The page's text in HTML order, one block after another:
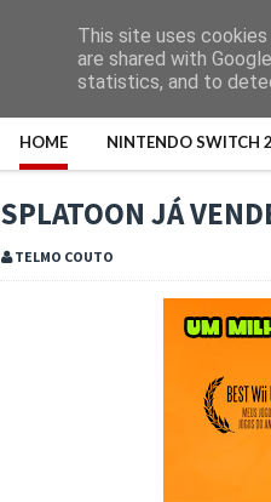
HOME NINTENDO SWITCH 2
SPLATOON JÁ
TELMO COUTO
This site uses
are shared with
statistics, and to